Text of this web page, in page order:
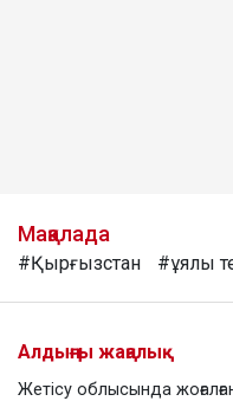
Мақалада
#Қырғызстан #ұялы
Алдыңғы жаңалық
Жетісу облысында